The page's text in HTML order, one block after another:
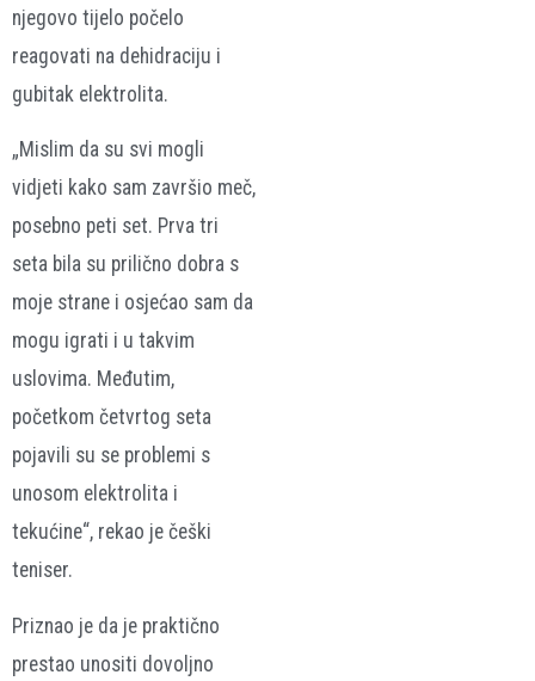
njegovo tijelo počelo
reagovati na dehidraciju i
gubitak elektrolita.
„Mislim da su svi mogli
vidjeti kako sam završio meč,
posebno peti set. Prva tri
seta bila su prilično dobra s
moje strane i osjećao sam da
mogu igrati i u takvim
uslovima. Međutim,
početkom četvrtog seta
pojavili su se problemi s
unosom elektrolita i
tekućine“, rekao je češki
teniser.
Priznao je da je praktično
prestao unositi dovoljno